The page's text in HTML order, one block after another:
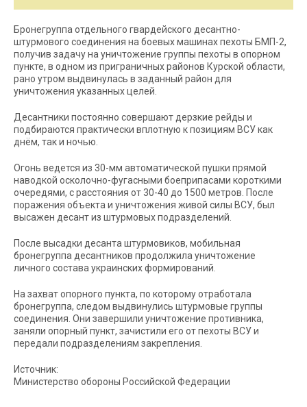
Бронегруппа отдельного гвардейского десантно-
штурмового соединения на боевых машинах пехоты БМП-2,
получив задачу на уничтожение группы пехоты в опорном
пункте, в одном из приграничных районов Курской области,
рано утром выдвинулась в заданный район для
уничтожения указанных целей.
Десантники постоянно совершают дерзкие рейды и
подбираются практически вплотную к позициям ВСУ как
днём, так и ночью.
Огонь ведется из 30-мм автоматической пушки прямой
наводкой осколочно-фугасными боеприпасами короткими
очередями, с расстояния от 30-40 до 1500 метров. После
поражения объекта и уничтожения живой силы ВСУ, был
высажен десант из штурмовых подразделений.
После высадки десанта штурмовиков, мобильная
бронегруппа десантников продолжила уничтожение
личного состава украинских формирований.
На захват опорного пункта, по которому отработала
бронегруппа, следом выдвинулись штурмовые группы
соединения. Они завершили уничтожение противника,
заняли опорный пункт, зачистили его от пехоты ВСУ и
передали подразделениям закрепления.
Источник:
Министерство обороны Российской Федерации